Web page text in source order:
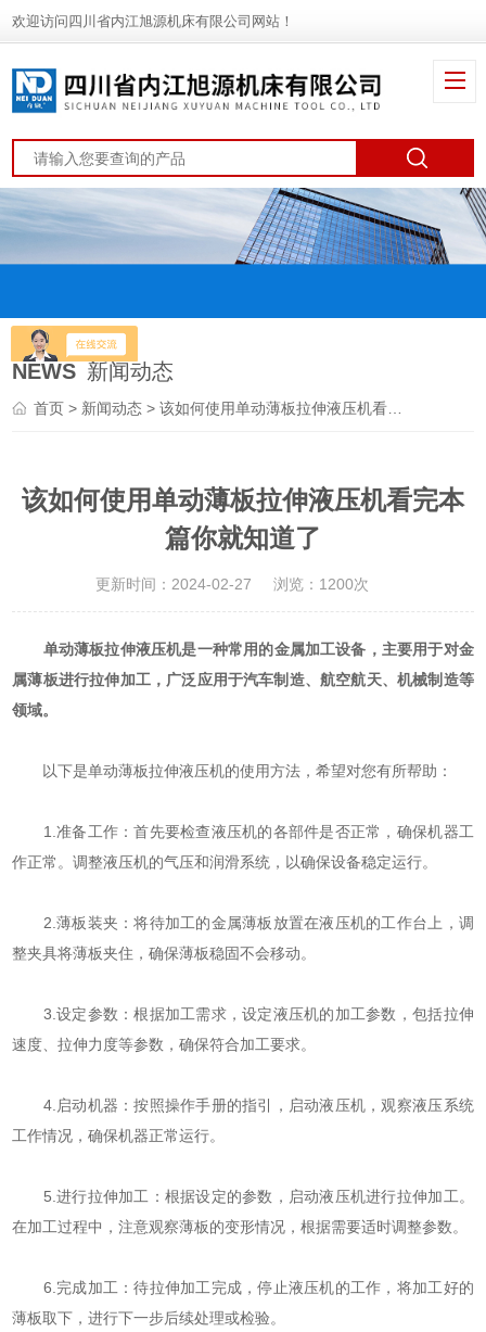
欢迎访问四川省内江旭源机床有限公司网站！
NEWS 新闻动态
首页 > 新闻动态 > 该如何使用单动薄板拉伸液压机看完本篇你就知道了
该如何使用单动薄板拉伸液压机看完本
篇你就知道了
更新时间：2024-02-27 浏览：1200次
单动薄板拉伸液压机是一种常用的金属加工设备，主要用于对金
属薄板进行拉伸加工，广泛应用于汽车制造、航空航天、机械制造等
领域。
以下是单动薄板拉伸液压机的使用方法，希望对您有所帮助：
1.准备工作：首先要检查液压机的各部件是否正常，确保机器工
作正常。调整液压机的气压和润滑系统，以确保设备稳定运行。
2.薄板装夹：将待加工的金属薄板放置在液压机的工作台上，调
整夹具将薄板夹住，确保薄板稳固不会移动。
3.设定参数：根据加工需求，设定液压机的加工参数，包括拉伸
速度、拉伸力度等参数，确保符合加工要求。
4.启动机器：按照操作手册的指引，启动液压机，观察液压系统
工作情况，确保机器正常运行。
5.进行拉伸加工：根据设定的参数，启动液压机进行拉伸加工。
在加工过程中，注意观察薄板的变形情况，根据需要适时调整参数。
6.完成加工：待拉伸加工完成，停止液压机的工作，将加工好的
薄板取下，进行下一步后续处理或检验。